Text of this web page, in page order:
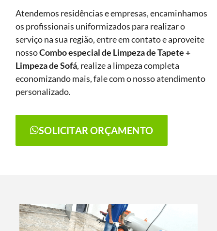
Atendemos residências e empresas, encaminhamos
os profissionais uniformizados para realizar o
serviço na sua região, entre em contato e aproveite
nossoCombo especial de Limpeza de Tapete +
Limpeza de Sofá, realize a limpeza completa
economizando mais, fale com o nosso atendimento
personalizado.
SOLICITAR ORÇAMENTO